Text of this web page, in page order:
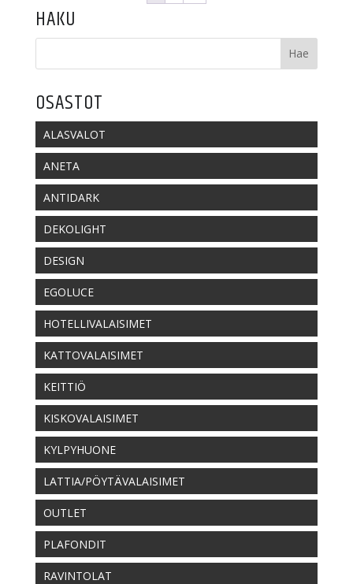
HAKU
OSASTOT
ALASVALOT
ANETA
ANTIDARK
DEKOLIGHT
DESIGN
EGOLUCE
HOTELLIVALAISIMET
KATTOVALAISIMET
KEITTIÖ
KISKOVALAISIMET
KYLPYHUONE
LATTIA/PÖYTÄVALAISIMET
OUTLET
PLAFONDIT
RAVINTOLAT